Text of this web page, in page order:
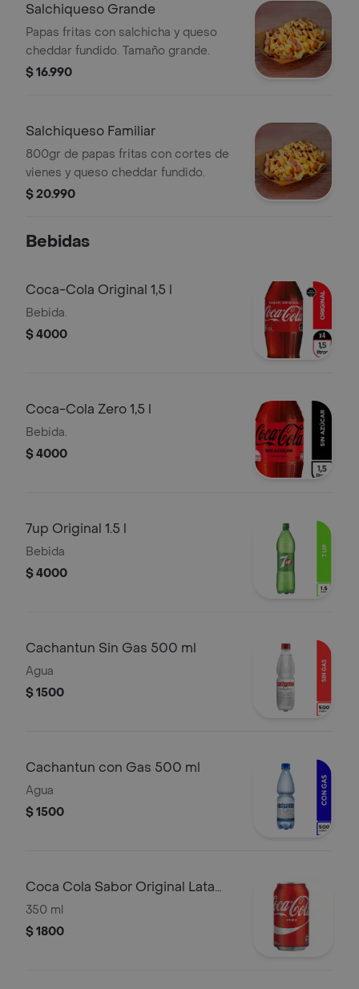
Salchiqueso Grande
Papas fritas con salchicha y queso
cheddar fundido. Tamaño grande.
$ 16.990
Salchiqueso Familiar
800gr de papas fritas con cortes de
vienes y queso cheddar fundido.
$ 20.990
Bebidas
Coca-Cola Original 1,5 l
Bebida.
$ 4000
Coca-Cola Zero 1,5 l
Bebida.
$ 4000
7up Original 1.5 l
Bebida
$ 4000
Cachantun Sin Gas 500 ml
Agua
$ 1500
Cachantun con Gas 500 ml
Agua
$ 1500
Coca Cola Sabor Original Lata
350 ml
350 ml
$ 1800